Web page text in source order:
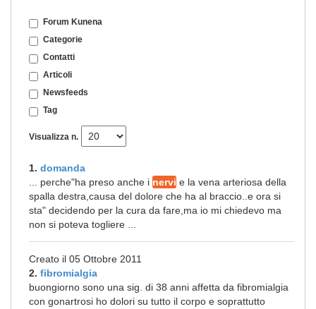
Forum Kunena
Categorie
Contatti
Articoli
Newsfeeds
Tag
Visualizza n.
1. domanda
... perche"ha preso anche i nervi e la vena arteriosa della
spalla destra,causa del dolore che ha al braccio..e ora si
sta" decidendo per la cura da fare,ma io mi chiedevo ma
non si poteva togliere ...
Creato il 05 Ottobre 2011
2. fibromialgia
buongiorno sono una sig. di 38 anni affetta da fibromialgia
con gonartrosi ho dolori su tutto il corpo e soprattutto